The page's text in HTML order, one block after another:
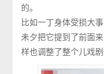
的。
比如一丁身体受损大
未夕把它提到了前面
样也调整了整个儿戏剧